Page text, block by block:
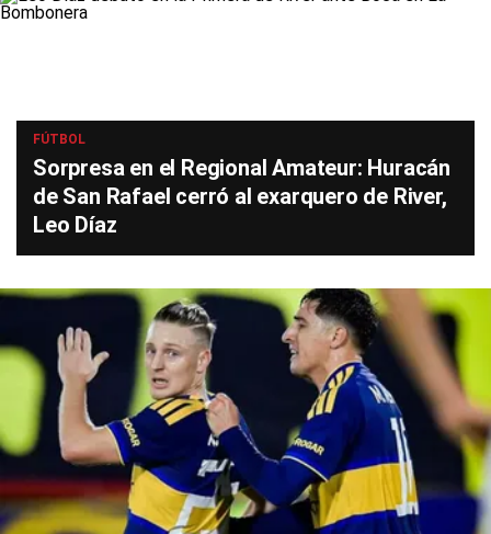
FÚTBOL
Sorpresa en el Regional Amateur: Huracán
de San Rafael cerró al exarquero de River,
Leo Díaz